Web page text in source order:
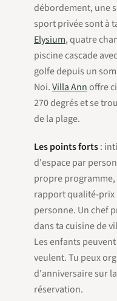
débordement, une
sport privée sont à
Elysium, quatre
piscine cascade
golfe depuis un
Noi.Villa Annoffre
270 degrés et se
de la plage.
Les points forts:
d'espace par
propre
rapport qualité-
personne. Un chef
dans ta cuisine de
Les enfants
veulent. Tu peux
d'anniversaire sur
réservation.